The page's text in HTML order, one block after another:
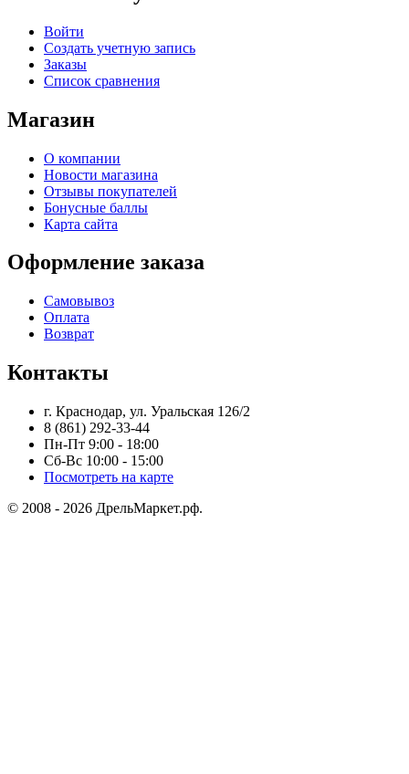
Войти
Создать учетную запись
Заказы
Список сравнения
Магазин
О компании
Новости магазина
Отзывы покупателей
Бонусные баллы
Карта сайта
Оформление заказа
Самовывоз
Оплата
Возврат
Контакты
г. Краснодар, ул. Уральская 126/2
8 (861) 292-33-44
Пн-Пт 9:00 - 18:00
Сб-Вс 10:00 - 15:00
Посмотреть на карте
© 2008 - 2026 ДрельМаркет.рф.